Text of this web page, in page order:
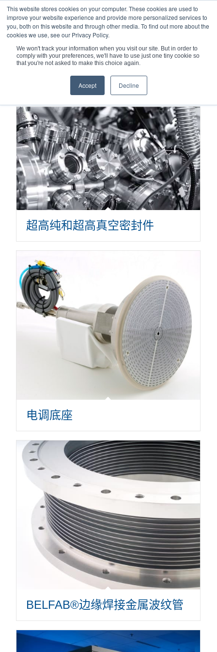
This website stores cookies on your computer. These cookies are used to
improve your website experience and provide more personalized services to
you, both on this website and through other media. To find out more about the
cookies we use, see our Privacy Policy.
We won't track your information when you visit our site. But in order to
comply with your preferences, we'll have to use just one tiny cookie so
that you're not asked to make this choice again.
Accept Decline
您现在的位置： 主页 / 半导体设备室子系统
超高纯和超高真空密封件
电调底座
BELFAB®边缘焊接金属波纹管